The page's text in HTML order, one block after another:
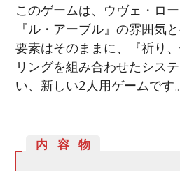
このゲームは、ウヴェ・ロ
『ル・アーブル』の雰囲気
要素はそのままに、『祈り
リングを組み合わせたシス
い、新しい2人用ゲームです。
内容物